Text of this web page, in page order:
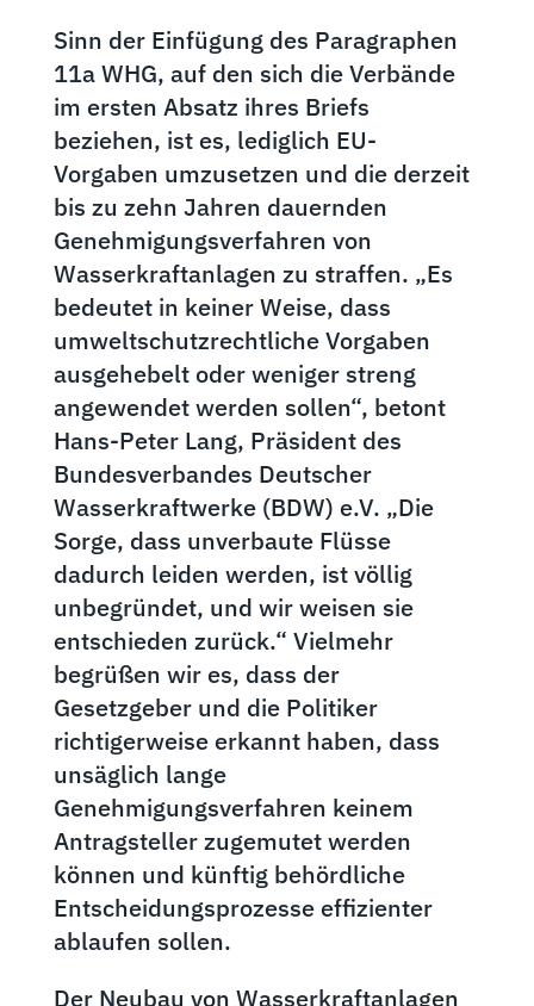
Sinn der Einfügung des Paragraphen
11a WHG, auf den sich die Verbände
im ersten Absatz ihres Briefs
beziehen, ist es, lediglich EU-
Vorgaben umzusetzen und die derzeit
bis zu zehn Jahren dauernden
Genehmigungsverfahren von
Wasserkraftanlagen zu straffen. „Es
bedeutet in keiner Weise, dass
umweltschutzrechtliche Vorgaben
ausgehebelt oder weniger streng
angewendet werden sollen“, betont
Hans-Peter Lang, Präsident des
Bundesverbandes Deutscher
Wasserkraftwerke (BDW) e.V. „Die
Sorge, dass unverbaute Flüsse
dadurch leiden werden, ist völlig
unbegründet, und wir weisen sie
entschieden zurück.“ Vielmehr
begrüßen wir es, dass der
Gesetzgeber und die Politiker
richtigerweise erkannt haben, dass
unsäglich lange
Genehmigungsverfahren keinem
Antragsteller zugemutet werden
können und künftig behördliche
Entscheidungsprozesse effizienter
ablaufen sollen.
Der Neubau von Wasserkraftanlagen